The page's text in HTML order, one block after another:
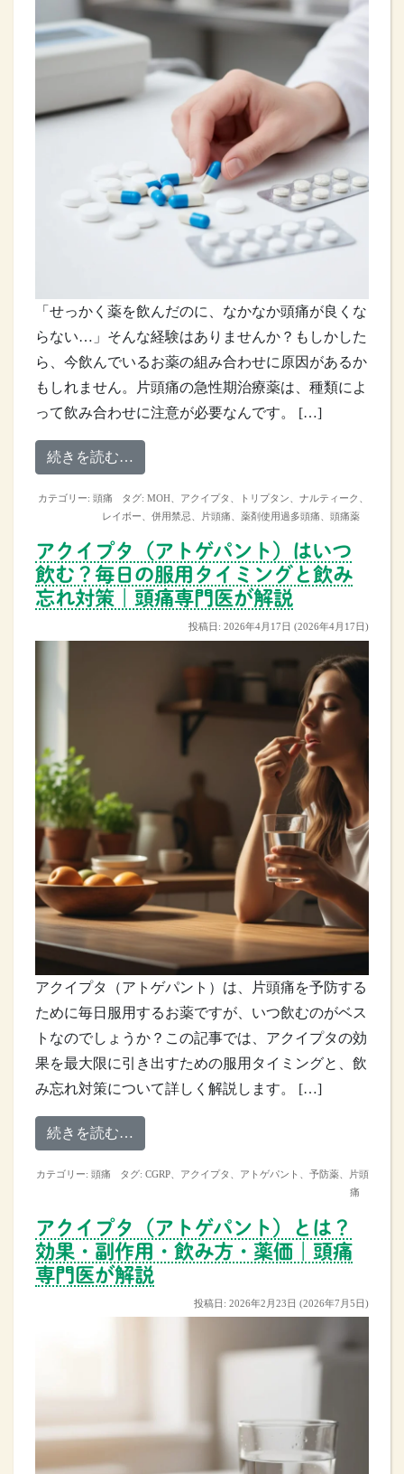
「せっかく薬を飲んだのに、なかなか頭痛が良くな
らない…」そんな経験はありませんか？もしかした
ら、今飲んでいるお薬の組み合わせに原因があるか
もしれません。片頭痛の急性期治療薬は、種類によ
って飲み合わせに注意が必要なんです。 […]
続きを読む…
カテゴリー: 頭痛 タグ: MOH アクイプタ トリプタン ナルティーク
レイボー
併用禁忌 片頭痛 薬剤使用過多頭痛 頭痛薬
アクイプタ（アトゲパント）はいつ
飲む？毎日の服用タイミングと飲み
忘れ対策｜頭痛専門医が解説
投稿日: 2026年4月17日 (2026年4月17日)
アクイプタ（アトゲパント）は、片頭痛を予防する
ために毎日服用するお薬ですが、いつ飲むのがベス
トなのでしょうか？この記事では、アクイプタの効
果を最大限に引き出すための服用タイミングと、飲
み忘れ対策について詳しく解説します。 […]
続きを読む…
カテゴリー: 頭痛 タグ: CGRP アクイプタ アトゲパント 予防薬
片頭
痛
アクイプタ（アトゲパント）とは？
効果・副作用・飲み方・薬価｜頭痛
専門医が解説
投稿日: 2026年2月23日 (2026年7月5日)